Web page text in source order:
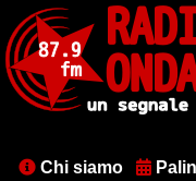
contenuto
principale
MenuChi siamo